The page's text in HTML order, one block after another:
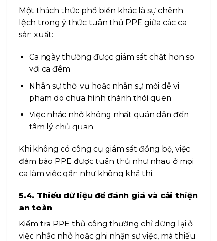
Một thách thức phổ biến khác là sự chênh
lệch trong ý thức tuân thủ PPE giữa các ca
sản xuất:
Ca ngày thường được giám sát chặt hơn so
với ca đêm
Nhân sự thời vụ hoặc nhân sự mới dễ vi
phạm do chưa hình thành thói quen
Việc nhắc nhở không nhất quán dẫn đến
tâm lý chủ quan
Khi không có công cụ giám sát đồng bộ, việc
đảm bảo PPE được tuân thủ như nhau ở mọi
ca làm việc gần như không khả thi.
5.4. Thiếu dữ liệu để đánh giá và cải thiện
an toàn
Kiểm tra PPE thủ công thường chỉ dừng lại ở
việc nhắc nhở hoặc ghi nhận sự việc, mà thiếu